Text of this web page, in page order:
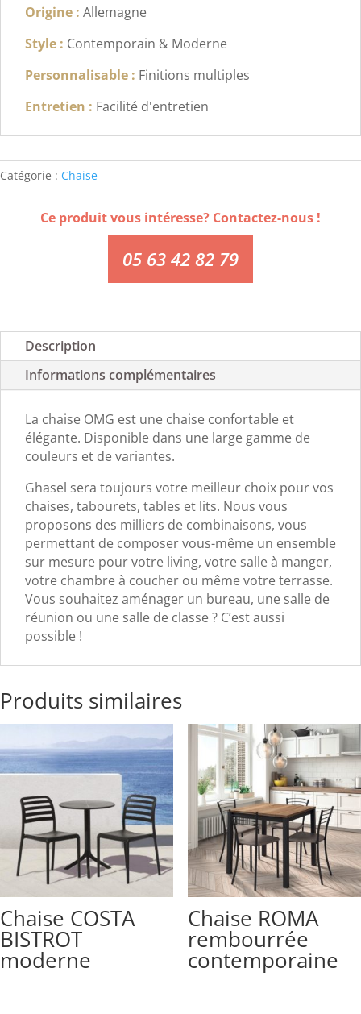
Origine : Allemagne
Style : Contemporain & Moderne
Personnalisable : Finitions multiples
Entretien : Facilité d'entretien
Catégorie : Chaise
Ce produit vous intéresse? Contactez-nous !
05 63 42 82 79
Description
Informations complémentaires
La chaise OMG est une chaise confortable et
élégante. Disponible dans une large gamme de
couleurs et de variantes.
Ghasel sera toujours votre meilleur choix pour vos
chaises, tabourets, tables et lits. Nous vous
proposons des milliers de combinaisons, vous
permettant de composer vous-même un ensemble
sur mesure pour votre living, votre salle à manger,
votre chambre à coucher ou même votre terrasse.
Vous souhaitez aménager un bureau, une salle de
réunion ou une salle de classe ? C’est aussi
possible !
Produits similaires
Chaise COSTA
BISTROT
moderne
Chaise ROMA
rembourrée
contemporaine